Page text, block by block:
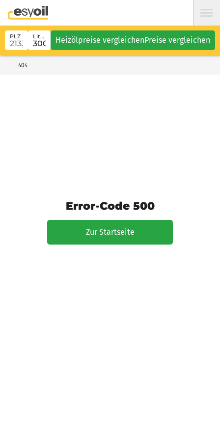
PLZ Liter Heizölpreise vergleichenPreise vergleichen
404
Error-Code 500
Zur Startseite